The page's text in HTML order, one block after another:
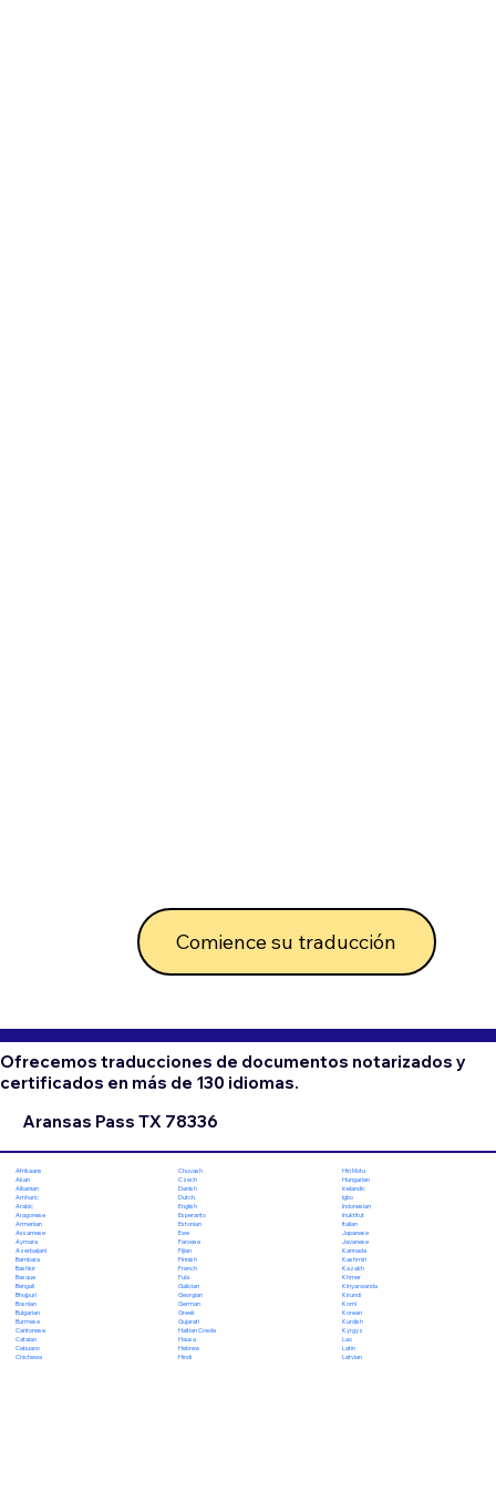
Comience su traducción
Ofrecemos traducciones de documentos notarizados y
certificados en más de 130 idiomas.
Aransas Pass TX 78336
Afrikaans
Akan
Albanian
Amharic
Arabic
Aragonese
Armenian
Assamese
Aymara
Azerbaijani
Bambara
Bashkir
Basque
Bengali
Bhojpuri
Bosnian
Bulgarian
Burmese
Cantonese
Catalan
Cebuano
Chichewa
Chuvash
Czech
Danish
Dutch
English
Esperanto
Estonian
Ewe
Faroese
Fijian
Finnish
French
Fula
Galician
Georgian
German
Greek
Gujarati
Haitian Creole
Hausa
Hebrew
Hindi
Hiri Motu
Hungarian
Icelandic
Igbo
Indonesian
Inuktitut
Italian
Japanese
Javanese
Kannada
Kashmiri
Kazakh
Khmer
Kinyarwanda
Kirundi
Komi
Korean
Kurdish
Kyrgyz
Lao
Latin
Latvian